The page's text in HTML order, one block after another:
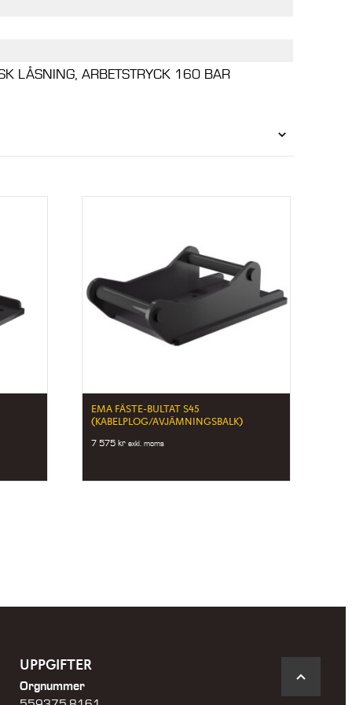
LÅSNING, ARBETSTRYCK 160 BAR
EMA FÄSTE-BULTAT S45
(KABELPLOG/AVJÄMNINGSBALK)
7 575kr exkl. moms
UPPGIFTER
Orgnummer